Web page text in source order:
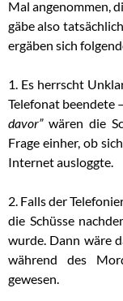
Mal angenommen,
gäbe also
ergäben sich
1. Es herrscht
Telefonat beendete
davor”wären die
Frage einher, ob
Internet ausloggte.
2. Falls der
die Schüsse
wurde. Dann wäre
während des
gewesen.